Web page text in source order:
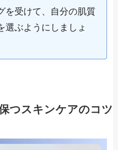
を受けて、自分の肌質
選ぶようにしましょ
つスキンケアのコツ